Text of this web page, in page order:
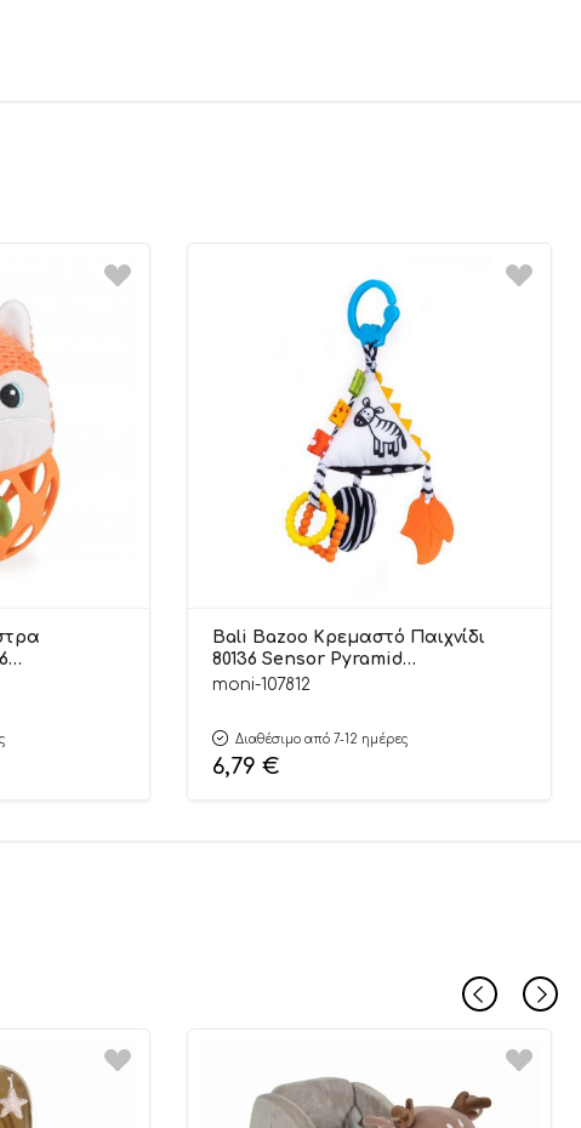
Bali Bazoo Κρεμαστό Παιχνίδι
80136 Sensor Pyramid
6925783801368 0m+
moni-107812
Διαθέσιμο από 7-12 ημέρες
6,79 €